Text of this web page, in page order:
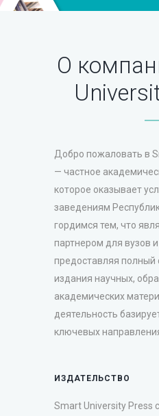
Ю
Н
4
О
Добро пожаловать в
— частное
которое оказывает
заведениям
гордимся тем, что
партнером для вузов
предоставляя полный
издания научных,
академических
деятельность
ключевых
ИЗДАТЕЛЬСТВО
Smart University Press